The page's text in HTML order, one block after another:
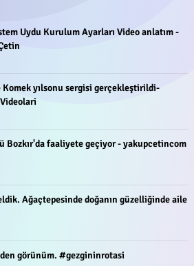
Uydu Kurulum Ayarları Video anlatım -
Komek yılsonu sergisi gerçekleştirildi-
Bozkır'da faaliyete geçiyor - yakupcetincom
Ağaçtepesinde doğanın güzelliğinde aile
görünüm. #gezgininrotasi